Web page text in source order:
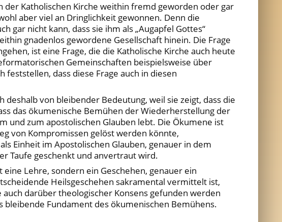
der Katholischen Kirche weithin fremd geworden oder gar
aber viel an Dringlichkeit gewonnen. Denn die
gar nicht kann, dass sie ihm als „Augapfel Gottes“
gnadenlos gewordene Gesellschaft hinein. Die Frage
ist eine Frage, die die Katholische Kirche auch heute
Gemeinschaften beispielsweise über
dass diese Frage auch in diesen
von bleibender Bedeutung, weil sie zeigt, dass die
das ökumenische Bemühen der Wiederherstellung der
und zum apostolischen Glauben lebt. Die Ökumene ist
von Kompromissen gelöst werden könnte,
Einheit im Apostolischen Glauben, genauer in dem
Taufe geschenkt und anvertraut wird.
Lehre, sondern ein Geschehen, genauer ein
Heilsgeschehen sakramental vermittelt ist,
darüber theologischer Konsens gefunden werden
Fundament des ökumenischen Bemühens.